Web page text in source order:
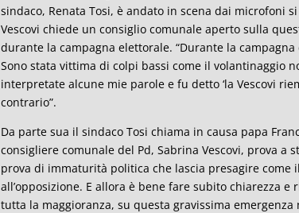
sindaco, Renata Tosi, è andato in scena dai microfoni
Vescovi chiede un consiglio comunale aperto sulla
durante la campagna elettorale. “Durante la
Sono stata vittima di colpi bassi come il volantinaggio
interpretate alcune mie parole e fu detto ‘la Vescovi
contrario”.
Da parte sua il sindaco Tosi chiama in causa papa
consigliere comunale del Pd, Sabrina Vescovi, prova a
prova di immaturità politica che lascia presagire
all’opposizione. E allora è bene fare subito chiarezza
tutta la maggioranza, su questa gravissima